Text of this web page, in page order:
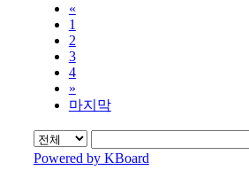
«
1
2
3
4
»
마지막
Powered by KBoard